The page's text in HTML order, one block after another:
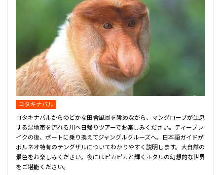
コタキナバル
コタキナバルからのどかな田舎風景を眺めながら、マングローブが生息
する湿地帯を流れる川へ日帰りツアーでお楽しみください。ティーブレ
イクの後、ボートに乗り換えてジャングルクルーズへ。日本語ガイドが
ボルネオ特有のテングザルについてわかりやすく説明します。大自然の
景色をお楽しみください。夜にはピカピカと輝くホタルの幻想的な世界
をご堪能ください。